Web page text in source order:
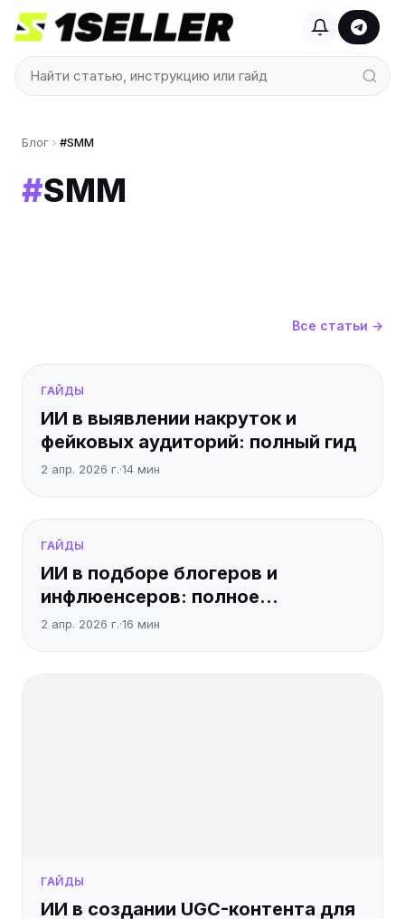
Блог #SMM
#SMM
Все статьи →
ГАЙДЫ
ИИ в выявлении накруток и
фейковых аудиторий: полный гид
2 апр. 2026 г.·14 мин
ГАЙДЫ
ИИ в подборе блогеров и
инфлюенсеров: полное
руководство
2 апр. 2026 г.·16 мин
ГАЙДЫ
ИИ в создании UGC-контента для